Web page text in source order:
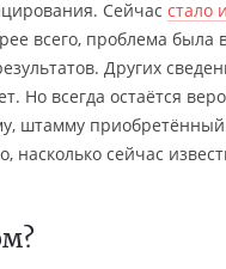
Сейчас стало
всего, проблема была
Других
Но всегда остаётся
штамму приобретённый
насколько сейчас